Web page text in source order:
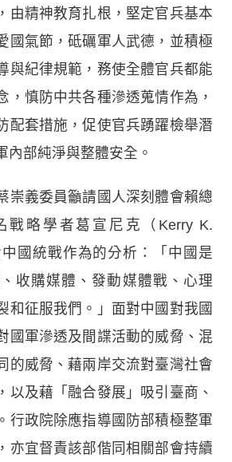
由精神教育扎根，堅定官兵基本
國氣節，砥礪軍人武德，並積極
與紀律規範，務使全體官兵都能
，慎防中共各種滲透蒐情作為，
配套措施，促使官兵踴躍檢舉潛
內部純淨與整體安全。
崇義委員籲請國人深刻體會賴總
戰略學者葛宣尼克（Kerry K.
國統戰作為的分析：「中國是
收購媒體、發動媒體戰、心理
和征服我們。」面對中國對我國
國軍滲透及間諜活動的威脅、混
的威脅、藉兩岸交流對臺灣社會
以及藉「融合發展」吸引臺商、
行政院除應指導國防部積極整軍
亦宜督責該部偕同相關部會持續